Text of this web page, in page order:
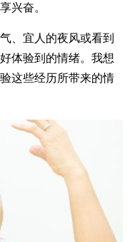
兴奋。
、宜人的夜风或看到
体验到的情绪。我想
这些经历所带来的情